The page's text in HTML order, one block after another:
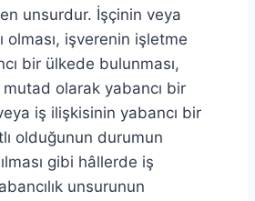
unsurdur. İşçinin veya
olması, işverenin işletme
bir ülkede bulunması,
olarak yabancı bir
iş ilişkisinin yabancı bir
olduğunun durumun
gibi hâllerde iş
unsurunun